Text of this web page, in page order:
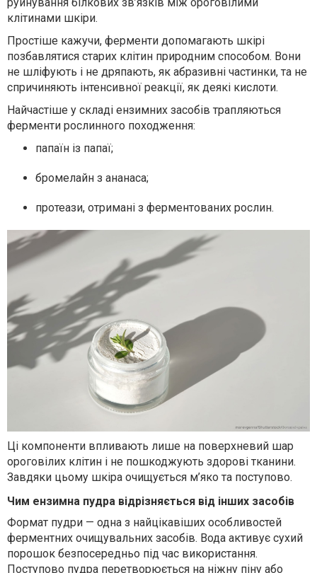
клітинами шкіри.
Простіше кажучи, ферменти допомагають шкірі
позбавлятися старих клітин природним способом. Вони
не шліфують і не дряпають, як абразивні частинки, та не
спричиняють інтенсивної реакції, як деякі кислоти.
Найчастіше у складі ензимних засобів трапляються
ферменти рослинного походження:
папаїн із папаї;
бромелайн з ананаса;
протеази, отримані з ферментованих рослин.
Ці компоненти впливають лише на поверхневий шар
ороговілих клітин і не пошкоджують здорові тканини.
Завдяки цьому шкіра очищується м’яко та поступово.
Чим ензимна пудра відрізняється від інших засобів
Формат пудри — одна з найцікавіших особливостей
ферментних очищувальних засобів. Вода активує сухий
порошок безпосередньо під час використання.
Поступово пудра перетворюється на ніжну піну або